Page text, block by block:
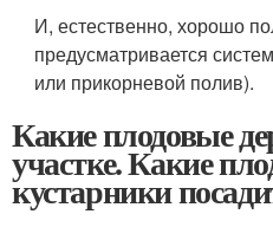
И, естественно, хорошо
предусматривается
или прикорневой полив).
Какие плодовые
участке. Какие
кустарники